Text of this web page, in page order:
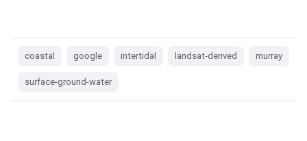
coastal google intertidal landsat-derived murray
surface-ground-water